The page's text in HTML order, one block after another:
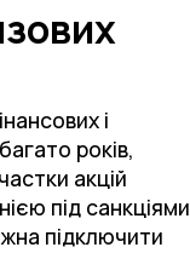
і
років,
акцій
під санкціями
підключити